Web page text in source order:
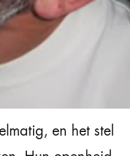
en het stel